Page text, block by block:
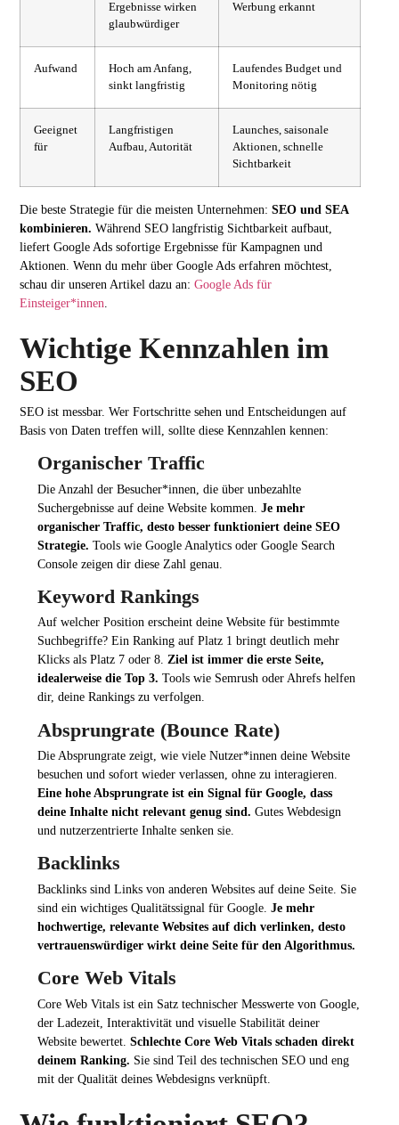
Ergebnisse wirken
glaubwürdiger
Werbung erkannt
Aufwand
Hoch am Anfang,
sinkt langfristig
Laufendes Budget und
Monitoring nötig
Geeignet
für
Langfristigen
Aufbau, Autorität
Launches, saisonale
Aktionen, schnelle
Sichtbarkeit
Die beste Strategie für die meisten Unternehmen:SEO und SEA
kombinieren. Während SEO langfristig Sichtbarkeit aufbaut,
liefert Google Ads sofortige Ergebnisse für Kampagnen und
Aktionen. Wenn du mehr über Google Ads erfahren möchtest,
schau dir unseren Artikel dazu an:Google Ads für
Einsteiger*innen.
Wichtige Kennzahlen im
SEO
SEO ist messbar. Wer Fortschritte sehen und Entscheidungen auf
Basis von Daten treffen will, sollte diese Kennzahlen kennen:
Organischer Traffic
Die Anzahl der Besucher*innen, die über unbezahlte
Suchergebnisse auf deine Website kommen. Je mehr
organischer Traffic, desto besser funktioniert deine SEO
Strategie. Tools wie Google Analytics oder Google Search
Console zeigen dir diese Zahl genau.
Keyword Rankings
Auf welcher Position erscheint deine Website für bestimmte
Suchbegriffe? Ein Ranking auf Platz 1 bringt deutlich mehr
Klicks als Platz 7 oder 8. Ziel ist immer die erste Seite,
idealerweise die Top 3. Tools wie Semrush oder Ahrefs helfen
dir, deine Rankings zu verfolgen.
Absprungrate (Bounce Rate)
Die Absprungrate zeigt, wie viele Nutzer*innen deine Website
besuchen und sofort wieder verlassen, ohne zu interagieren.
Eine hohe Absprungrate ist ein Signal für Google, dass
deine Inhalte nicht relevant genug sind. Gutes Webdesign
und nutzerzentrierte Inhalte senken sie.
Backlinks
Backlinks sind Links von anderen Websites auf deine Seite. Sie
sind ein wichtiges Qualitätssignal für Google. Je mehr
hochwertige, relevante Websites auf dich verlinken, desto
vertrauenswürdiger wirkt deine Seite für den Algorithmus.
Core Web Vitals
Core Web Vitals ist ein Satz technischer Messwerte von Google,
der Ladezeit, Interaktivität und visuelle Stabilität deiner
Website bewertet. Schlechte Core Web Vitals schaden direkt
deinem Ranking. Sie sind Teil des technischen SEO und eng
mit der Qualität deines Webdesigns verknüpft.